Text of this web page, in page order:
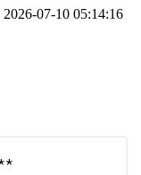
2026-07-10 05:14:16